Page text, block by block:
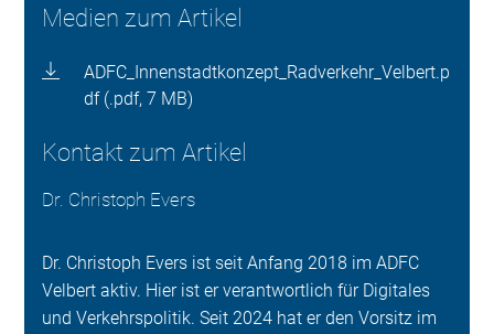
Medien zum Artikel
ADFC_Innenstadtkonzept_Radverkehr_Velbert.p
df (.pdf, 7 MB)
Kontakt zum Artikel
Dr. Christoph Evers
Dr. Christoph Evers ist seit Anfang 2018 im ADFC
Velbert aktiv. Hier ist er verantwortlich für Digitales
und Verkehrspolitik. Seit 2024 hat er den Vorsitz im